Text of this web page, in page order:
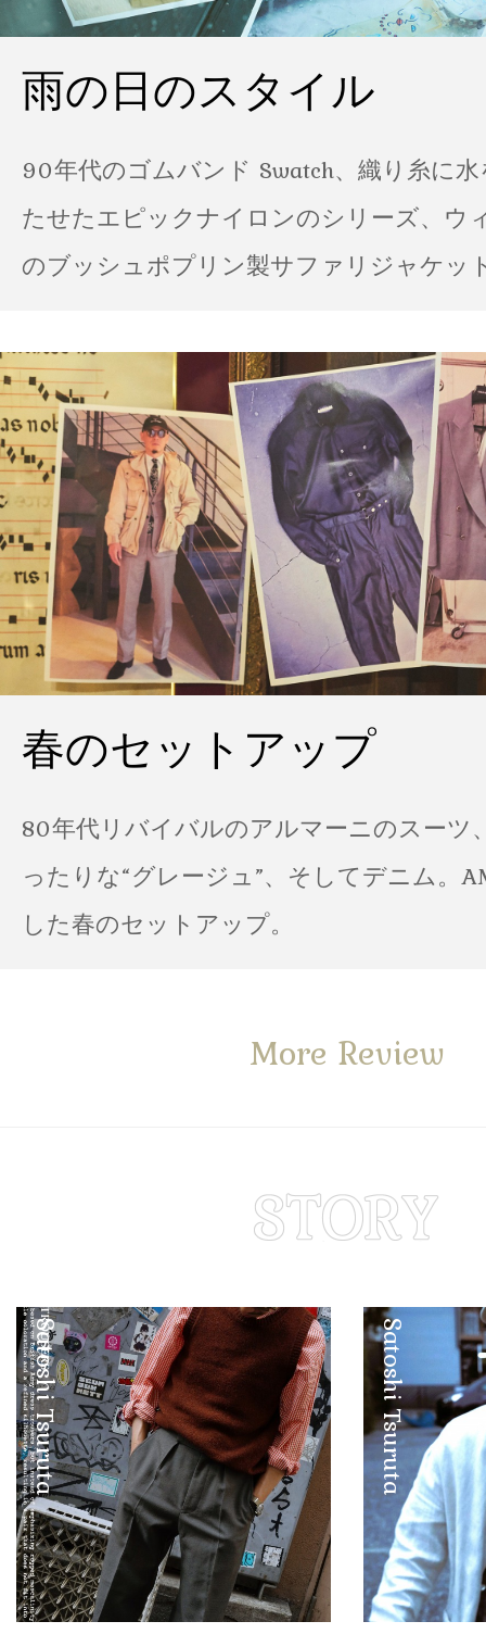
雨の日のスタイル
90年代のゴムバンド Swatch、織り糸に
たせたエピックナイロンのシリーズ、ウ
のブッシュポプリン製サファリジャケッ
春のセットアップ
80年代リバイバルのアルマーニのスーツ
ったりな“グレージュ”、そしてデニム。
した春のセットアップ。
More Review
Satoshi Tsuruta Satoshi Tsuruta